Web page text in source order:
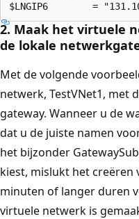
2. Maak het virtuele
de lokale
Met de volgende
netwerk, TestVNet1, met
gateway. Wanneer u de
dat u de juiste namen
het bijzonder
kiest, mislukt het creëren
minuten of langer duren
virtuele netwerk is